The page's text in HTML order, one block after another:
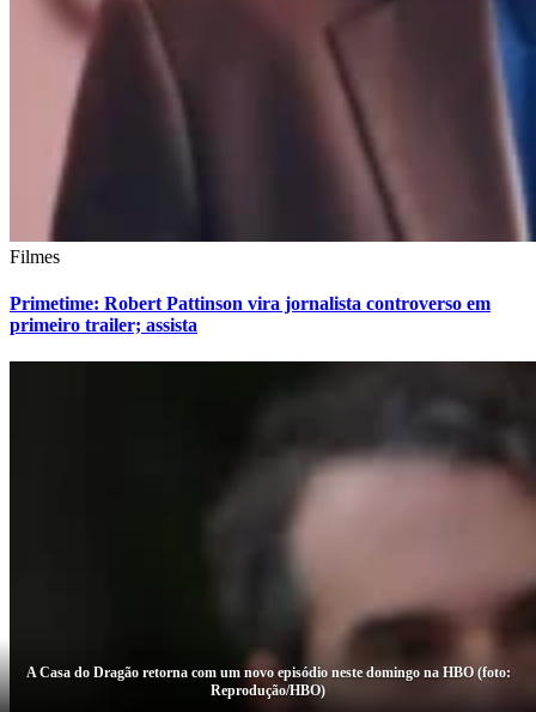
A Casa do Dragão retorna com um novo episódio neste domingo na HBO (foto:
Reprodução/HBO)
Filmes
Primetime: Robert Pattinson vira jornalista controverso em
primeiro trailer; assista